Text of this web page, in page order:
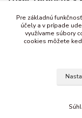
Satén
vzorované
Pre základnú
účely a v prípade
využívame súbory
cookies môžete